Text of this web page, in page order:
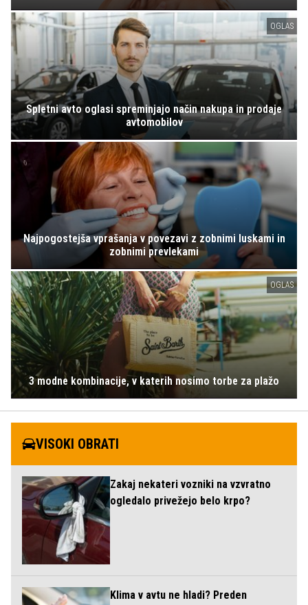
OGLAS
Spletni avto oglasi spreminjajo način nakupa in prodaje
avtomobilov
Najpogostejša vprašanja v povezavi z zobnimi luskami in
zobnimi prevlekami
OGLAS
3 modne kombinacije, v katerih nosimo torbe za plažo
VISOKI OBRATI
Zakaj nekateri vozniki na vzvratno
ogledalo privežejo belo krpo?
Klima v avtu ne hladi? Preden